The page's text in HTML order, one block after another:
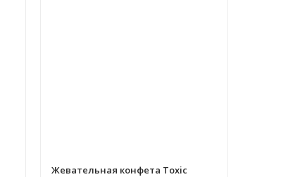
Жевательная конфета Toxic